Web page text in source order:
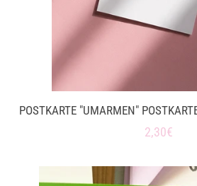
POSTKARTE "UMARMEN"
Normaler
2,30€